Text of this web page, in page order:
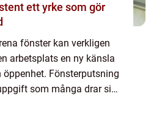
gör
fönster kan verkligen
arbetsplats en ny känsla
Fönsterputsning
som många drar sig